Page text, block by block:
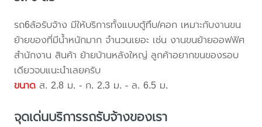
รถ6ล้อรับจ้าง มีให้บริการทั้งแบบตู้ทึบ/คอก เหมาะกับงานขน
ย้ายของที่มีน้ำหนักมาก จำนวนเยอะ เช่น งานขนย้ายออฟฟิศ
สำนักงาน สินค้า ย้ายบ้านหลังใหญ่ ลูกค้าอยากขนของรอบ
เดียวจบแนะนำเลยครับ
ขนาด ส. 2.8 ม. - ก. 2.3 ม. - ล. 6.5 ม.
จุดเด่นบริการรถรับจ้างของเรา